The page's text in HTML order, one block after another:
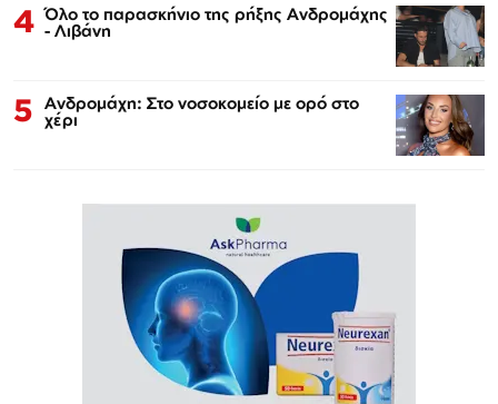
4 Όλο το παρασκήνιο της ρήξης Ανδρομάχης
- Λιβάνη
5 Ανδρομάχη: Στο νοσοκομείο με ορό στο
χέρι